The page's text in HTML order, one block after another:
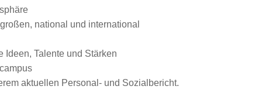
national und international
Talente und Stärken
aktuellen Personal- und Sozialbericht.